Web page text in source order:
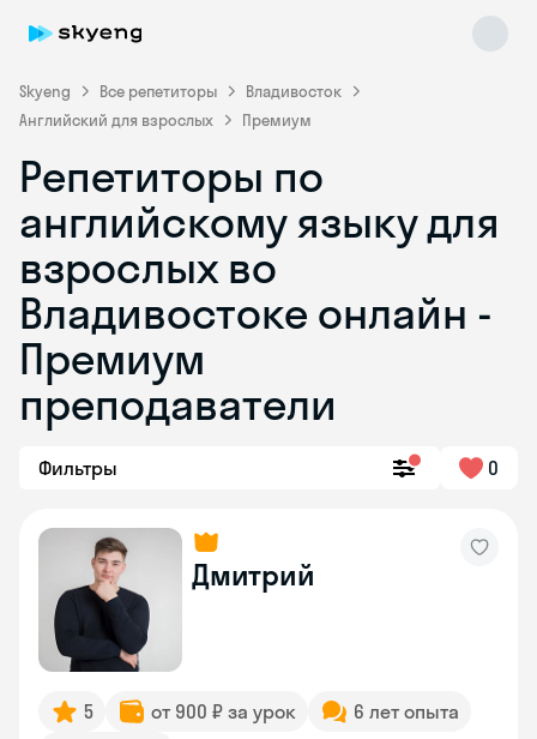
Skyeng Все репетиторы
Владивосток
Английский для взрослых
Премиум
Репетиторы по
английскому языку для
взрослых во
Владивостоке онлайн -
Премиум
преподаватели
Фильтры 0
Дмитрий
5 от 900 ₽ за урок
6 лет опыта
Skyeng Chat
online